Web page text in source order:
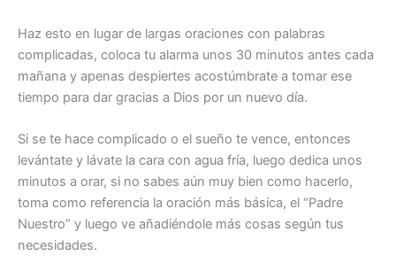
Haz esto en lugar de largas oraciones con palabras
complicadas, coloca tu alarma unos 30 minutos antes cada
mañana y apenas despiertes acostúmbrate a tomar ese
tiempo para dar gracias a Dios por un nuevo día.
Si se te hace complicado o el sueño te vence, entonces
levántate y lávate la cara con agua fría, luego dedica unos
minutos a orar, si no sabes aún muy bien como hacerlo,
toma como referencia la oración más básica, el “Padre
Nuestro” y luego ve añadiéndole más cosas según tus
necesidades.